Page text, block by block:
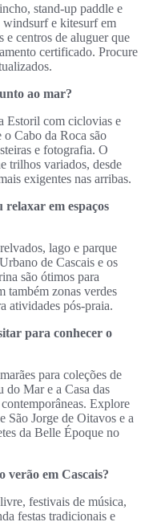
stand-up paddle e
windsurf e kitesurf em
e centros de aluguer que
certificado. Procure
ao mar?
Estoril com ciclovias e
Cabo da Roca são
e fotografia. O
trilhos variados, desde
exigentes nas arribas.
relaxar em espaços
lago e parque
de Cascais e os
são ótimos para
também zonas verdes
atividades pós-praia.
para conhecer o
para coleções de
do Mar e a Casa das
Explore
São Jorge de Oitavos e a
da Belle Époque no
verão em Cascais?
festivais de música,
festas tradicionais e